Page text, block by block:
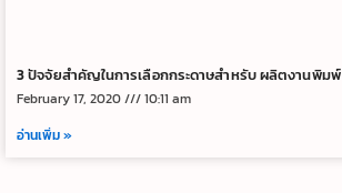
3 ปัจจัยสำคัญในการเลือกกระดาษสำหรับ ผลิตงานพิมพ์
February 17, 2020
10:11 am
อ่านเพิ่ม »